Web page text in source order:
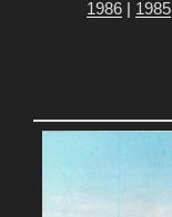
1985
1986